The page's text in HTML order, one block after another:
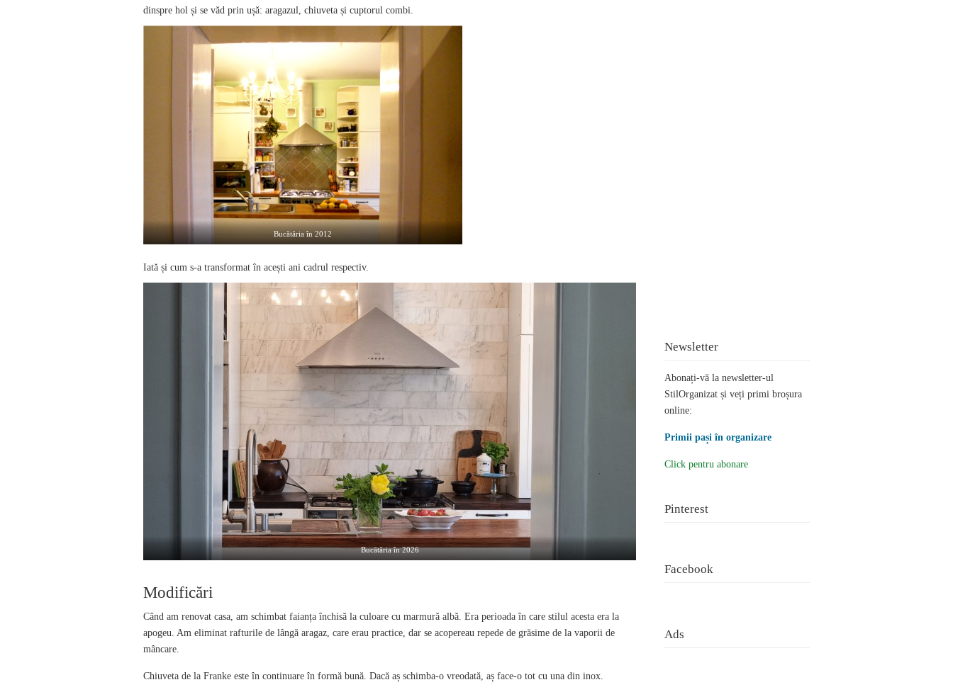
dinspre hol și se văd prin ușă: aragazul, chiuveta și cuptorul combi.
Bucătăria în 2012
Iată și cum s-a transformat în acești ani cadrul respectiv.
Bucătăria în 2026
Modificări
Când am renovat casa, am schimbat faianța închisă la culoare cu marmură albă. Era perioada în care stilul acesta era la
apogeu. Am eliminat rafturile de lângă aragaz, care erau practice, dar se acopereau repede de grăsime de la vaporii de
mâncare.
Chiuveta de la Franke este în continuare în formă bună. Dacă aș schimba-o vreodată, aș face-o tot cu una din inox.
Newsletter
Abonați-vă la newsletter-ul
StilOrganizat și veți primi broșura
online:
Primii pași în organizare
Click pentru abonare
Pinterest
Facebook
Ads